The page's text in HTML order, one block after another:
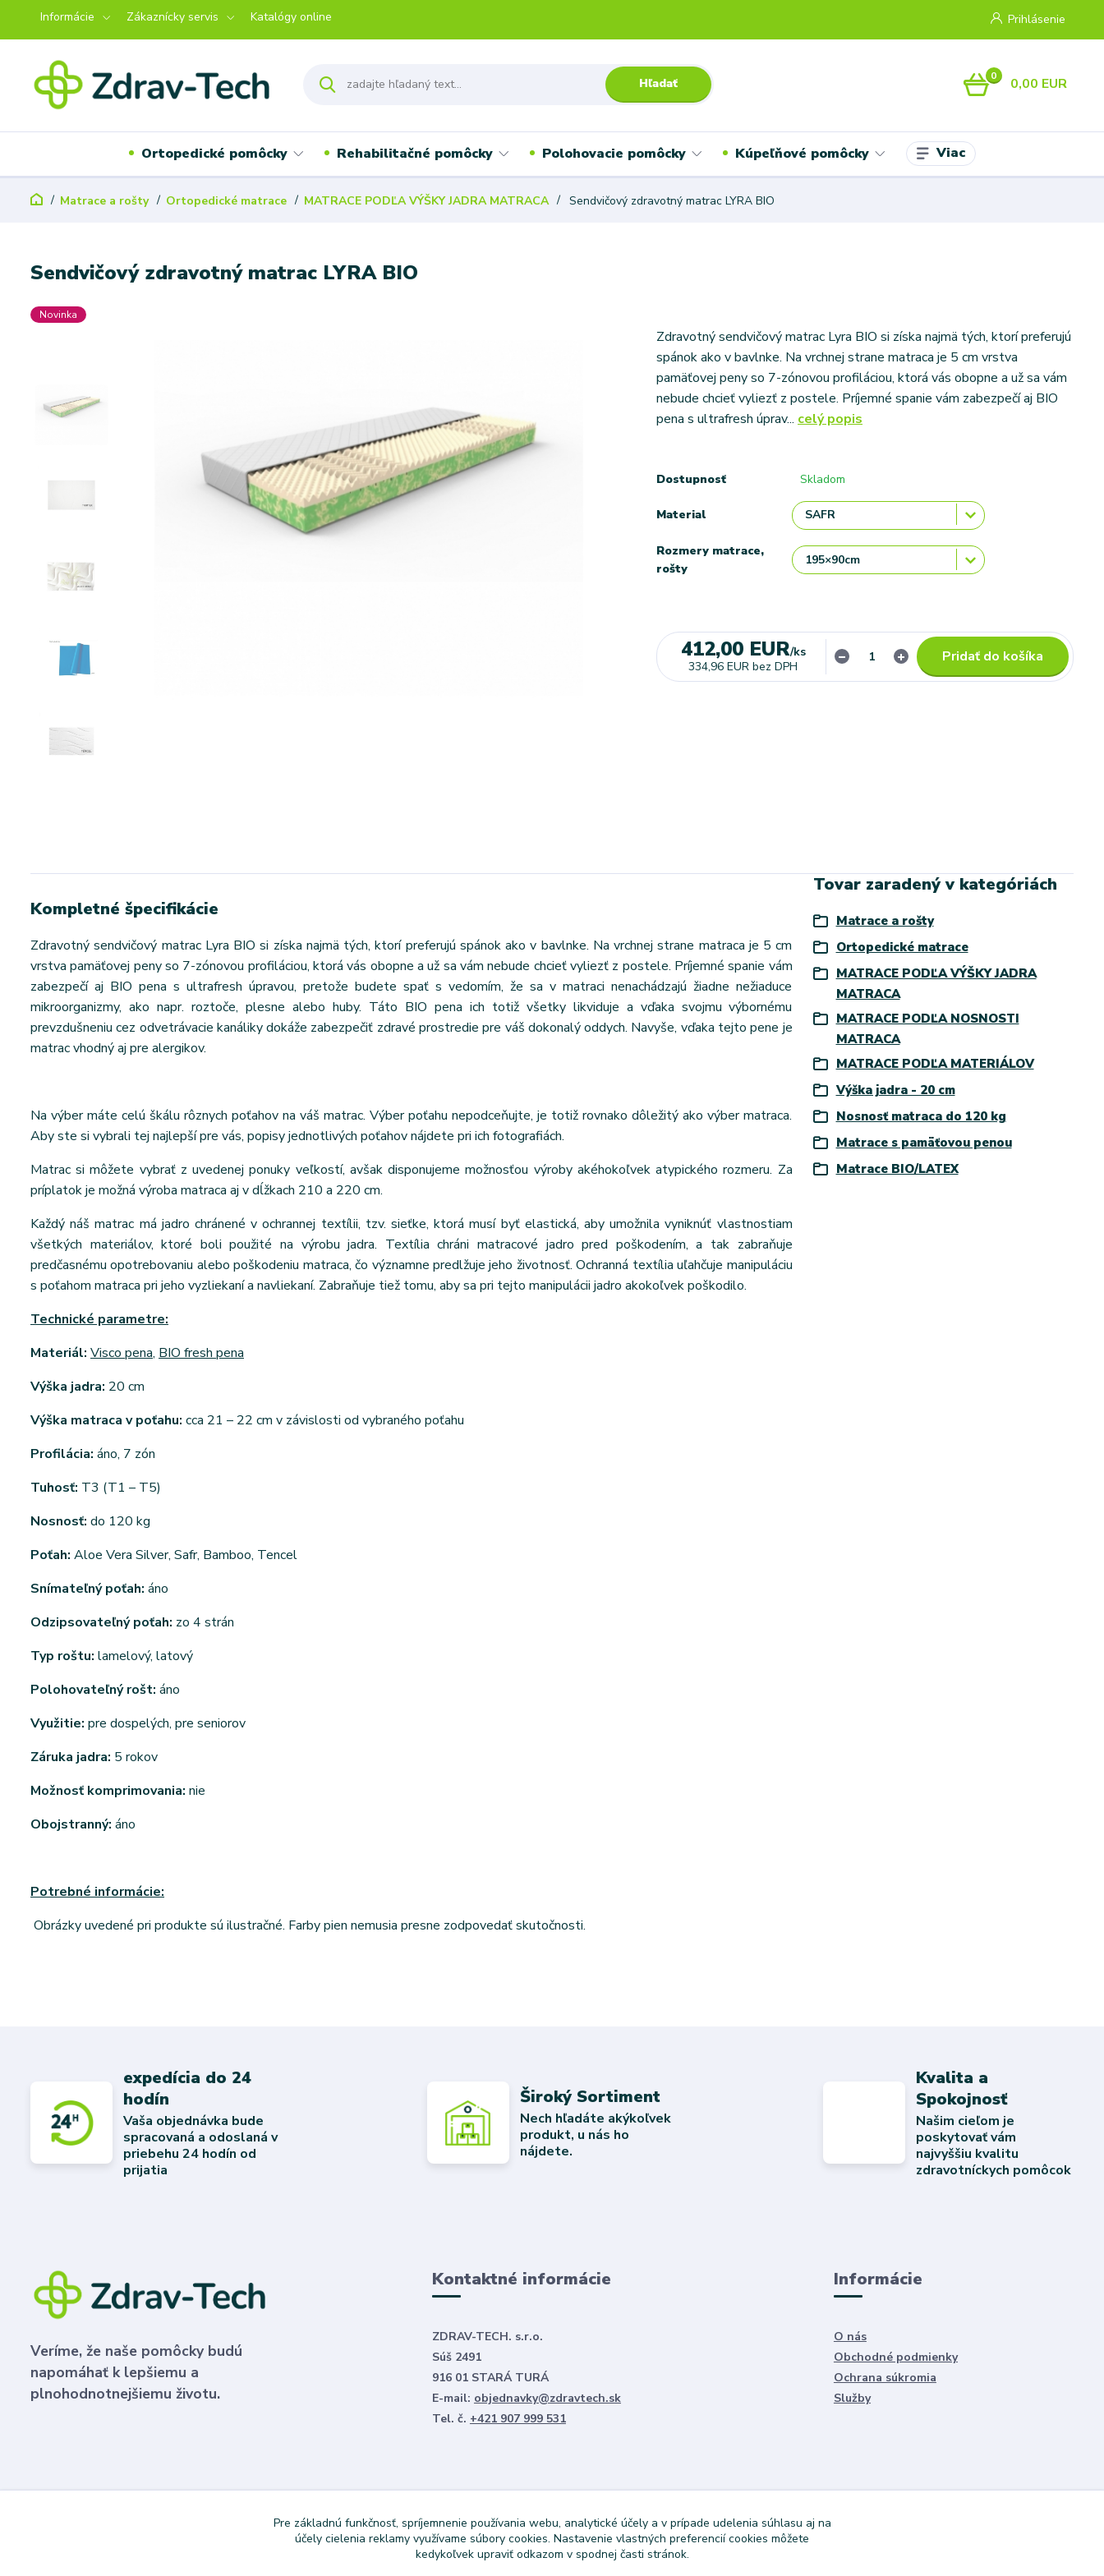
Informácie Zákaznícky servis Katalógy online Prihlásenie
Hľadať 0 0,00 EUR
Ortopedické pomôcky Rehabilitačné pomôcky Polohovacie pomôcky Kúpeľňové pomôcky Viac
Matrace a rošty Ortopedické matrace MATRACE PODĽA VÝŠKY JADRA MATRACA Sendvičový zdravotný matrac LYRA BIO
Sendvičový zdravotný matrac LYRA BIO
Novinka
Zdravotný sendvičový matrac Lyra BIO si získa najmä tých, ktorí preferujú
spánok ako v bavlnke. Na vrchnej strane matraca je 5 cm vrstva
pamäťovej peny so 7-zónovou profiláciou, ktorá vás obopne a už sa vám
nebude chcieť vyliezť z postele. Príjemné spanie vám zabezpečí aj BIO
pena s ultrafresh úprav... celý popis
Dostupnosť Skladom
Material
Rozmery matrace,
rošty
412,00 EUR/ks
334,96 EUR bez DPH
Pridať do košíka
Kompletné špecifikácie
Zdravotný sendvičový matrac Lyra BIO si získa najmä tých, ktorí preferujú spánok ako v bavlnke. Na vrchnej strane matraca je 5 cm
vrstva pamäťovej peny so 7-zónovou profiláciou, ktorá vás obopne a už sa vám nebude chcieť vyliezť z postele. Príjemné spanie vám
zabezpečí aj BIO pena s ultrafresh úpravou, pretože budete spať s vedomím, že sa v matraci nenachádzajú žiadne nežiaduce
mikroorganizmy, ako napr. roztoče, plesne alebo huby. Táto BIO pena ich totiž všetky likviduje a vďaka svojmu výbornému
prevzdušneniu cez odvetrávacie kanáliky dokáže zabezpečiť zdravé prostredie pre váš dokonalý oddych. Navyše, vďaka tejto pene je
matrac vhodný aj pre alergikov.
Na výber máte celú škálu rôznych poťahov na váš matrac. Výber poťahu nepodceňujte, je totiž rovnako dôležitý ako výber matraca.
Aby ste si vybrali tej najlepší pre vás, popisy jednotlivých poťahov nájdete pri ich fotografiách.
Matrac si môžete vybrať z uvedenej ponuky veľkostí, avšak disponujeme možnosťou výroby akéhokoľvek atypického rozmeru. Za
príplatok je možná výroba matraca aj v dĺžkach 210 a 220 cm.
Každý náš matrac má jadro chránené v ochrannej textílii, tzv. sieťke, ktorá musí byť elastická, aby umožnila vyniknúť vlastnostiam
všetkých materiálov, ktoré boli použité na výrobu jadra. Textília chráni matracové jadro pred poškodením, a tak zabraňuje
predčasnému opotrebovaniu alebo poškodeniu matraca, čo významne predlžuje jeho životnosť. Ochranná textília uľahčuje manipuláciu
s poťahom matraca pri jeho vyzliekaní a navliekaní. Zabraňuje tiež tomu, aby sa pri tejto manipulácii jadro akokoľvek poškodilo.
Technické parametre:
Materiál: Visco pena, BIO fresh pena
Výška jadra: 20 cm
Výška matraca v poťahu: cca 21 – 22 cm v závislosti od vybraného poťahu
Profilácia: áno, 7 zón
Tuhosť: T3 (T1 – T5)
Nosnosť: do 120 kg
Poťah: Aloe Vera Silver, Safr, Bamboo, Tencel
Snímateľný poťah: áno
Odzipsovateľný poťah: zo 4 strán
Typ roštu: lamelový, latový
Polohovateľný rošt: áno
Využitie: pre dospelých, pre seniorov
Záruka jadra: 5 rokov
Možnosť komprimovania: nie
Obojstranný: áno
Potrebné informácie:
Obrázky uvedené pri produkte sú ilustračné. Farby pien nemusia presne zodpovedať skutočnosti.
Tovar zaradený v kategóriách
Matrace a rošty
Ortopedické matrace
MATRACE PODĽA VÝŠKY JADRA
MATRACA
MATRACE PODĽA NOSNOSTI
MATRACA
MATRACE PODĽA MATERIÁLOV
Výška jadra - 20 cm
Nosnosť matraca do 120 kg
Matrace s pamäťovou penou
Matrace BIO/LATEX
expedícia do 24
hodín
Vaša objednávka bude
spracovaná a odoslaná v
priebehu 24 hodín od
prijatia
Široký Sortiment
Nech hľadáte akýkoľvek
produkt, u nás ho
nájdete.
Kvalita a
Spokojnosť
Našim cieľom je
poskytovať vám
najvyššiu kvalitu
zdravotníckych pomôcok
Veríme, že naše pomôcky budú
napomáhať k lepšiemu a
plnohodnotnejšiemu životu.
Kontaktné informácie
ZDRAV-TECH. s.r.o.
Súš 2491
916 01 STARÁ TURÁ
E-mail: objednavky@zdravtech.sk
Tel. č. +421 907 999 531
Informácie
O nás
Obchodné podmienky
Ochrana súkromia
Služby
Pre základnú funkčnosť, spríjemnenie používania webu, analytické účely a v prípade udelenia súhlasu aj na
účely cielenia reklamy využívame súbory cookies. Nastavenie vlastných preferencií cookies môžete
kedykoľvek upraviť odkazom v spodnej časti stránok.